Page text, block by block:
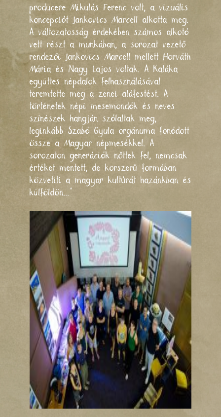
producere Mikulás Ferenc volt, a vizuális
koncepciót Jankovics Marcell alkotta meg.
A változatosság érdekében számos alkotó
vett részt a munkában, a sorozat vezető
rendezői Jankovics Marcell mellett Horváth
Mária és Nagy Lajos voltak. A Kaláka
együttes népdalok felhasználásával
teremtette meg a zenei aláfestést. A
történetek népi mesemondók és neves
színészek hangján szólaltak meg,
leginkább Szabó Gyula orgánuma fonódott
össze a Magyar népmesékkel. A
sorozaton generációk nőttek fel, nemcsak
értéket mentett, de korszerű formában
közvetíti a magyar kultúrát hazánkban és
külföldön..."